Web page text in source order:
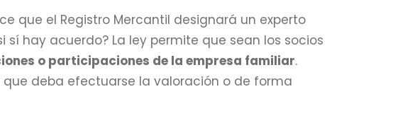
que el Registro Mercantil designará un experto
sí hay acuerdo? La ley permite que sean los socios
o participaciones de la empresa familiar.
deba efectuarse la valoración o de forma